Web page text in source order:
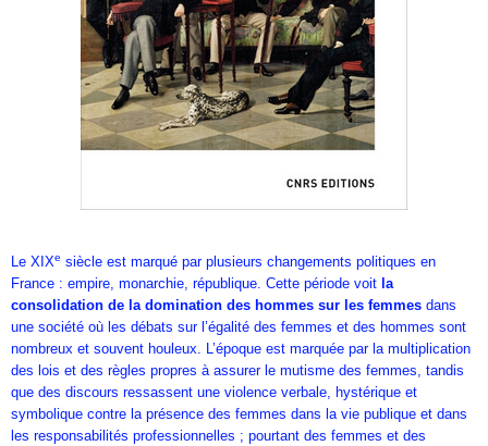
Le XIXe siècle est marqué par plusieurs changements politiques en
France : empire, monarchie, république. Cette période voit la
consolidation de la domination des hommes sur les femmes dans
une société où les débats sur l’égalité des femmes et des hommes sont
nombreux et souvent houleux. L’époque est marquée par la multiplication
des lois et des règles propres à assurer le mutisme des femmes, tandis
que des discours ressassent une violence verbale, hystérique et
symbolique contre la présence des femmes dans la vie publique et dans
les responsabilités professionnelles ; pourtant des femmes et des